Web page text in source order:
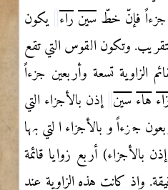
جزءاً فإنّ خطّ سين راء
يكون
وتكون القوس التي تقع
الزاوية تسعة وأربعين جزءاً
هاء سين
إذن بالأجزاء التي
جزءاً وبالأجزاء التي بها
إذن بالأجزاء) أربع زوايا قائمة
وإذ كانت هذه الزاوية عند